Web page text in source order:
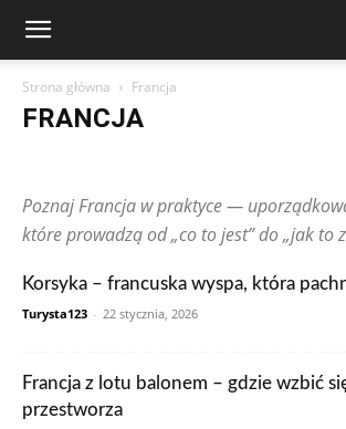
Strona główna Francja
FRANCJA
Francja
Grecja Gwatemala Hiszpania
Indie
Indonezja Irlandia Japonia Kanada
Korea Południowa
Maroko
Niemcy
Norwegia Nowa Zelandia
Publikacje czytelników
Rosja RPA Rumunia
Stany Zjednoczone
Szwajcaria
Poznaj Francja w praktyce —
które prowadzą od „co to jest” do „jak to
Korsyka – francuska wyspa, która
Turysta123 - 22 stycznia, 2026
Francja z lotu balonem – gdzie wzbić
przestworza